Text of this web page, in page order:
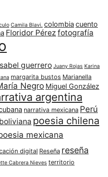
Camila Blavi. colombia cuento
Floridor Pérez fotografía
guerrero Juany Rojas Karina
margarita bustos Marianella
Negro Miguel González
argentina
narrativa mexicana Perú
poesia chilena
mexicana
digital Reseña reseña
Cabrera Nieves territorio